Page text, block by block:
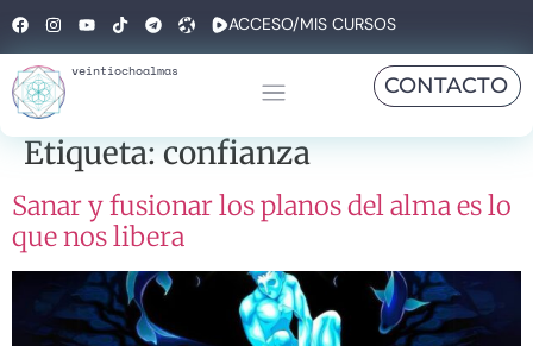
ACCESO/MIS CURSOS
veintiochoalmas
CONTACTO
Etiqueta:confianza
Sanar y fusionar los planos del alma es lo
que nos libera